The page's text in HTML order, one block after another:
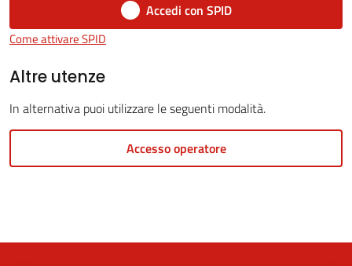
Servizi
line
Tutti
argomenti
Accedi con SPID
Come attivare SPID
Altre utenze
In alternativa puoi utilizzare le seguenti modalità.
Accesso operatore